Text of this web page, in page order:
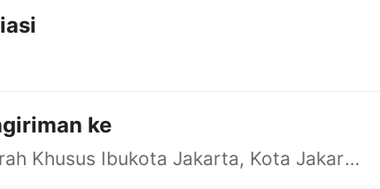
ke
Daerah Khusus Ibukota Jakarta, Kota Jakarta Barat, Cengkareng, yy